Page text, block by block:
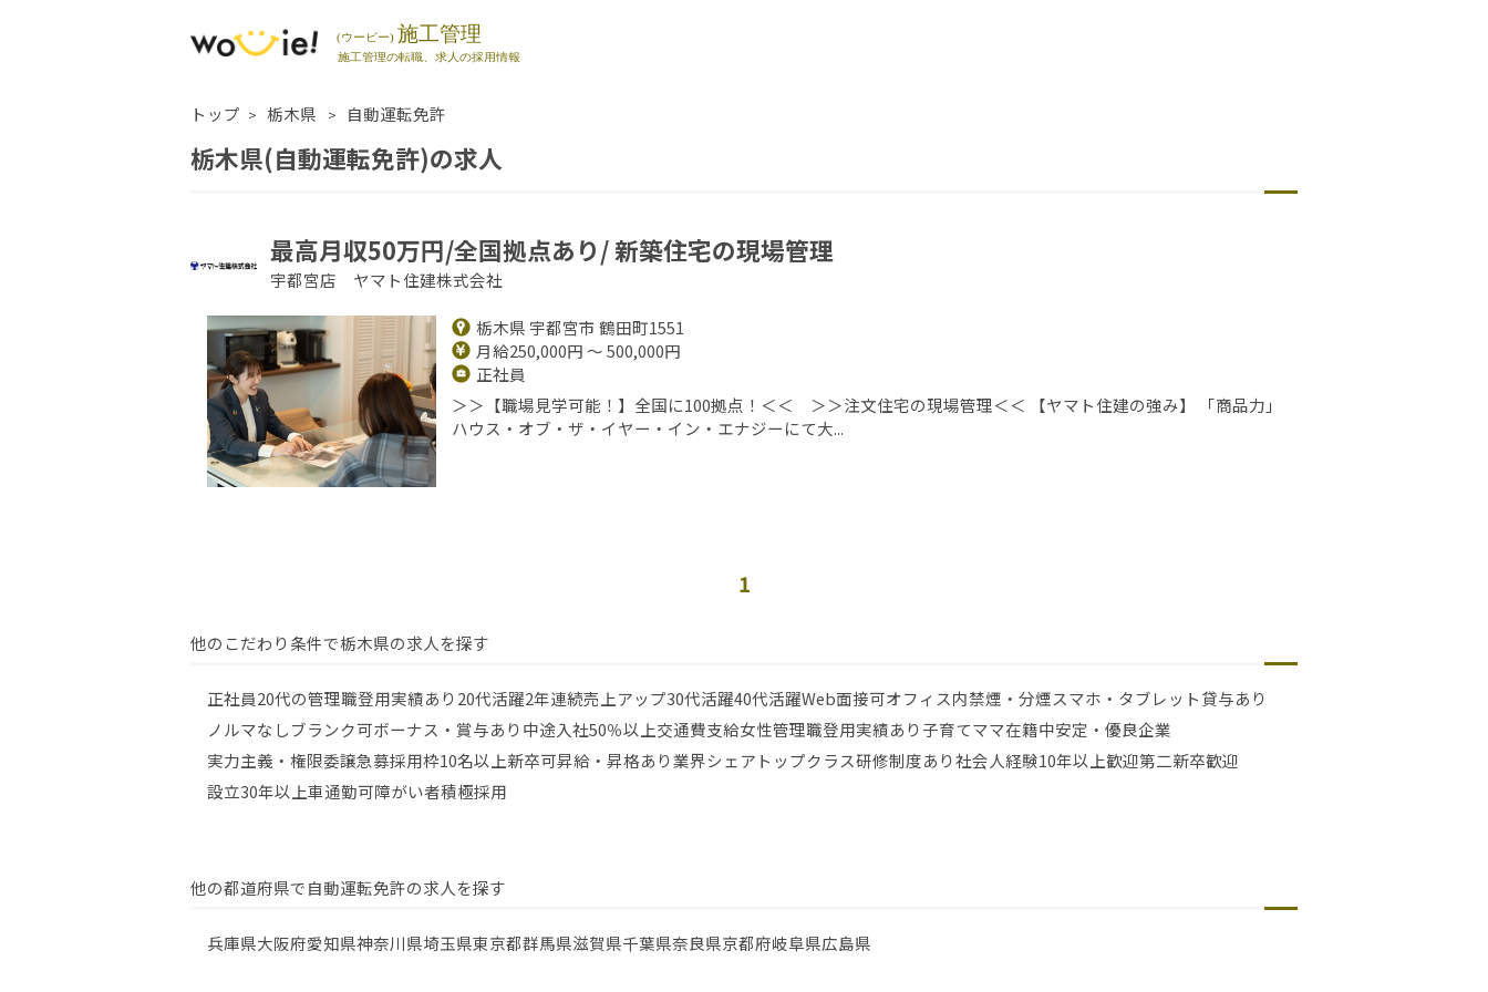
トップ 栃木県 自動運転免許
栃木県(自動運転免許)の求人
最高月収50万円/全国拠点あり/ 新築住宅の現場管理
宇都宮店 ヤマト住建株式会社
栃木県 宇都宮市 鶴田町1551
月給250,000円 ～ 500,000円
正社員
＞＞【職場見学可能！】全国に100拠点！＜＜ ＞＞注文住宅の現場管理＜＜ 【ヤマト住建の強み】 「商品力」
ハウス・オブ・ザ・イヤー・イン・エナジーにて大...
1
他のこだわり条件で栃木県の求人を探す
正社員20代の管理職登用実績あり 20代活躍2年連続売上アップ30代活躍40代活躍Web面接可オフィス内禁煙・分煙スマホ・タブレット貸与あり
ノルマなしブランク可ボーナス・賞与あり 中途入社50％以上交通費支給女性管理職登用実績あり子育てママ在籍中安定・優良企業
実力主義・権限委譲急募採用枠10名以上新卒可昇給・昇格あり業界シェアトップクラス研修制度あり社会人経験10年以上歓迎第二新卒歓迎
設立30年以上車通勤可障がい者積極採用
他の都道府県で自動運転免許の求人を探す
兵庫県大阪府愛知県神奈川県埼玉県東京都群馬県滋賀県千葉県奈良県京都府岐阜県広島県